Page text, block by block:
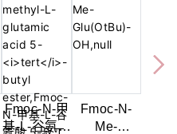
Fmoc-N-甲
基-L-谷氨酸
Fmoc-N-
Me-